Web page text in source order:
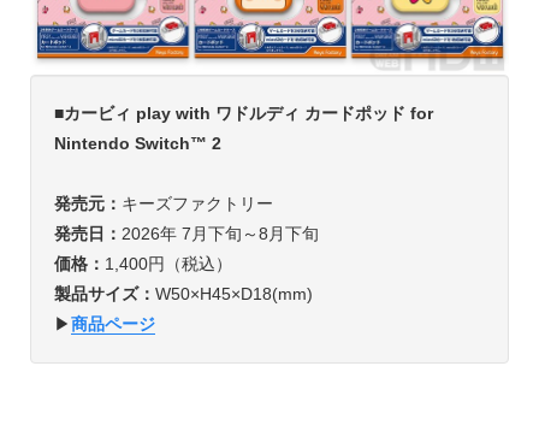
■カービィ play with ワドルディ カードポッド for
Nintendo Switch™ 2
発売元： キーズファクトリー
発売日： 2026年 7月下旬～8月下旬
価格： 1,400円（税込）
製品サイズ： W50×H45×D18(mm)
▶︎商品ページ